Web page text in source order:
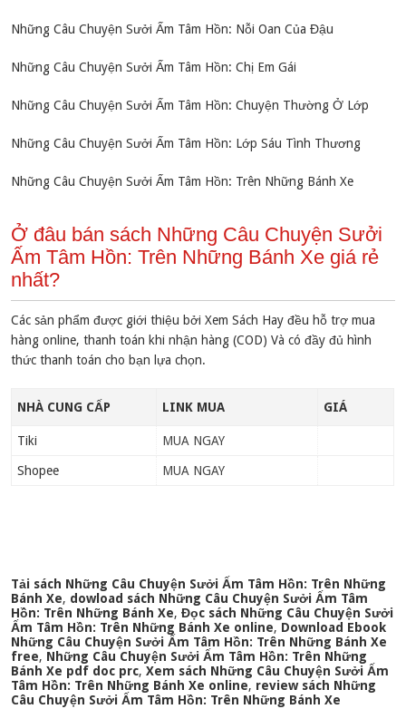
Những Câu Chuyện Sưởi Ấm Tâm Hồn: Nỗi Oan Của Đậu
Những Câu Chuyện Sưởi Ấm Tâm Hồn: Chị Em Gái
Những Câu Chuyện Sưởi Ấm Tâm Hồn: Chuyện Thường Ở Lớp
Những Câu Chuyện Sưởi Ấm Tâm Hồn: Lớp Sáu Tình Thương
Những Câu Chuyện Sưởi Ấm Tâm Hồn: Trên Những Bánh Xe
Ở đâu bán sách Những Câu Chuyện Sưởi
Ấm Tâm Hồn: Trên Những Bánh Xe giá rẻ
nhất?
Các sản phẩm được giới thiệu bởi Xem Sách Hay đều hỗ trợ mua
hàng online, thanh toán khi nhận hàng (COD) Và có đầy đủ hình
thức thanh toán cho bạn lựa chọn.
NHÀ CUNG CẤP LINK MUA GIÁ
Tiki MUA NGAY
Shopee MUA NGAY
Tải sách Những Câu Chuyện Sưởi Ấm Tâm Hồn: Trên Những
Bánh Xe, dowload sách Những Câu Chuyện Sưởi Ấm Tâm
Hồn: Trên Những Bánh Xe,Đọc sách Những Câu Chuyện Sưởi
Ấm Tâm Hồn: Trên Những Bánh Xe online, Download Ebook
Những Câu Chuyện Sưởi Ấm Tâm Hồn: Trên Những Bánh Xe
free, Những Câu Chuyện Sưởi Ấm Tâm Hồn: Trên Những
Bánh Xe pdf doc prc,Xem sách Những Câu Chuyện Sưởi Ấm
Tâm Hồn: Trên Những Bánh Xe online, review sách Những
Câu Chuyện Sưởi Ấm Tâm Hồn: Trên Những Bánh Xe